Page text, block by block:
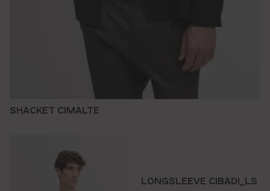
SHACKET CIMALTE
LONGSLEEVE CIBADI_LS